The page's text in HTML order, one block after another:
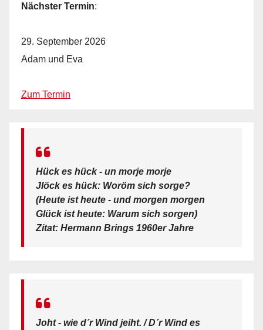
Nächster Termin:
29. September 2026
Adam und Eva
Zum Termin
Hück es hück - un morje morje
Jlöck es hück: Woröm sich sorge?
(Heute ist heute - und morgen morgen
Glück ist heute: Warum sich sorgen)
Zitat: Hermann Brings 1960er Jahre
Joht - wie d´r Wind jeiht. / D´r Wind es